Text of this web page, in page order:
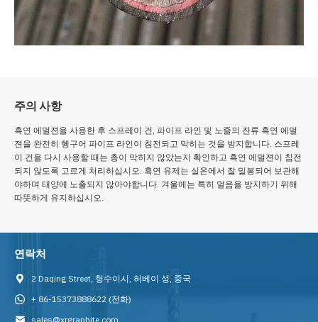
주의 사항
흑연 에멀젼을 사용한 후 스프레이 건, 파이프 라인 및 노즐의 잔류 흑연 에멀
젼을 완전히 헹구어 파이프 라인이 침전되고 막히는 것을 방지합니다. 스프레
이 건을 다시 사용할 때는 총이 막히지 않았는지 확인하고 흑연 에멀젼이 침전
되지 않도록 고르게 처리하십시오. 흑연 유제는 실온에서 잘 밀봉되어 보관해
야하며 태양에 노출되지 않아야합니다. 겨울에는 특히 얼음을 방지하기 위해
따뜻하게 유지하십시오.
연락처
2 Daqing Street, 헝수이시, 허베이 성, 중국
+ 86-15373888622 (전화)
sales@xrgraphite.com